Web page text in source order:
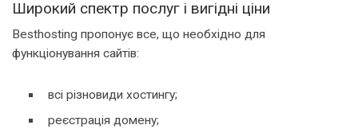
Широкий спектр послуг і вигідні ціни
Веsthosting пропонує все, що необхідно для
функціонування сайтів:
всі різновиди хостингу;
реєстрація домену;